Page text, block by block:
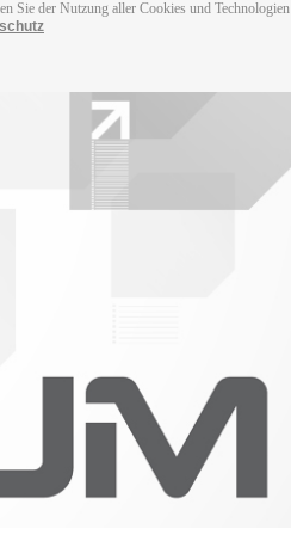
Sie der Nutzung aller Cookies und Technologien